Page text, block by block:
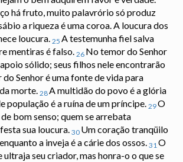
há fruto, muito palavrório só produz
a riqueza é uma coroa. A loucura dos
loucura. 25 A testemunha fiel salva
mentiras é falso. 26 No temor do Senhor
sólido; seus filhos nele encontrarão
Senhor é uma fonte de vida para
morte. 28A multidão do povo é a glória
população é a ruína de um príncipe. 29O
bom senso; quem se arrebata
sua loucura. 30 Um coração tranqüilo
a inveja é a cárie dos ossos. 31O
seu criador, mas honra-o o que se